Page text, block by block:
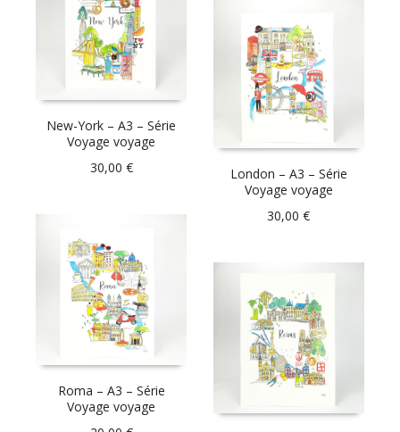
New-York – A3 – Série
Voyage voyage
30,00 €
London – A3 – Série
Voyage voyage
30,00€
Roma – A3 – Série
Voyage voyage